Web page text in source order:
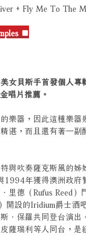
+ Fly Me To The
■
女貝斯手首發個人
唱片推薦。
樂器，因此這種樂
湛，而且還有著一
與吹奏薩克斯風的姊
年獲得澳洲政府
里德（Rufus Reed
開設的Iridium爵士酒
．保羅共同登台演
薩瑞利等人同台，是